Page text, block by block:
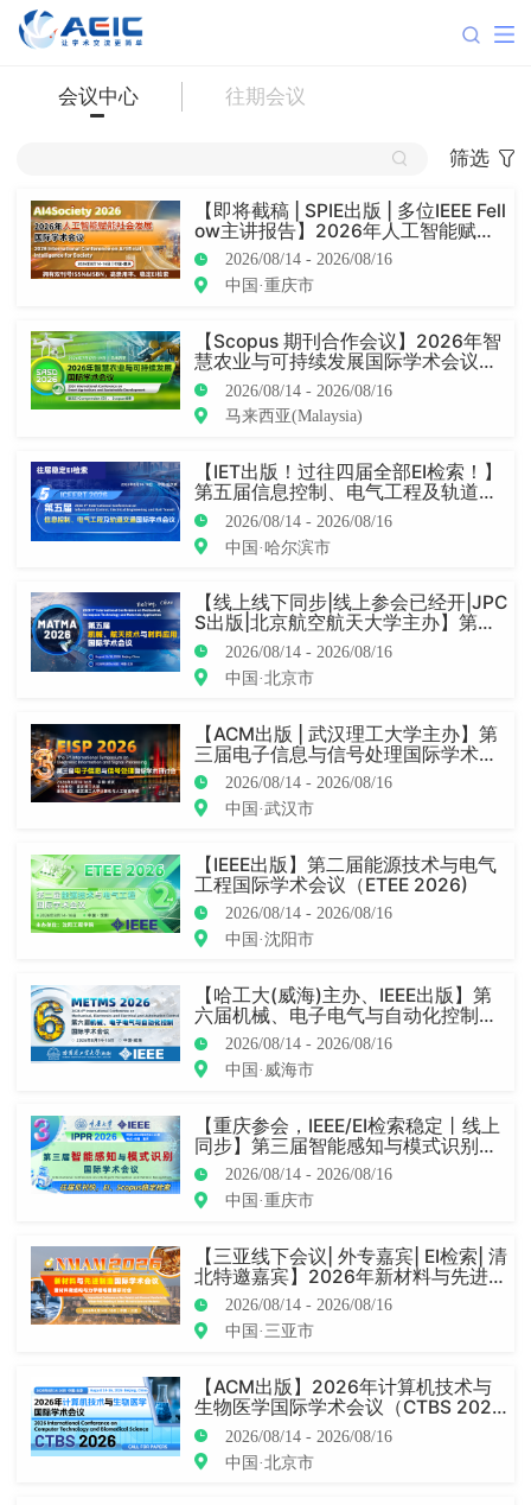
会议中心 往期会议
筛选
【即将截稿 | SPIE出版 | 多位IEEE Fell
ow主讲报告】2026年人工智能赋能
社会发展国际学术会议（AI4Society
2026）
2026/08/14 - 2026/08/16
中国·重庆市
【Scopus 期刊合作会议】2026年智
慧农业与可持续发展国际学术会议
（SASD 2026）
2026/08/14 - 2026/08/16
马来西亚(Malaysia)
【IET出版！过往四届全部EI检索！】
第五届信息控制、电气工程及轨道交
通国际学术会议 (ICEERT 2026)
2026/08/14 - 2026/08/16
中国·哈尔滨市
【线上线下同步|线上参会已经开|JPC
S出版|北京航空航天大学主办】第五
届机械、航天技术与材料应用国际学
术会议（MATMA 2026）
2026/08/14 - 2026/08/16
中国·北京市
【ACM出版 | 武汉理工大学主办】第
三届电子信息与信号处理国际学术研
讨会（EISP 2026)
2026/08/14 - 2026/08/16
中国·武汉市
【IEEE出版】第二届能源技术与电气
工程国际学术会议（ETEE 2026)
2026/08/14 - 2026/08/16
中国·沈阳市
【哈工大(威海)主办、IEEE出版】第
六届机械、电子电气与自动化控制国
际学术会议（METMS 2026）
2026/08/14 - 2026/08/16
中国·威海市
【重庆参会，IEEE/EI检索稳定丨线上
同步】第三届智能感知与模式识别国
际学术会议（IPPR 2026）
2026/08/14 - 2026/08/16
中国·重庆市
【三亚线下会议| 外专嘉宾| EI检索| 清
北特邀嘉宾】2026年新材料与先进制
造国际学术会议（NMAM 2026）
2026/08/14 - 2026/08/16
中国·三亚市
【ACM出版】2026年计算机技术与
生物医学国际学术会议（CTBS 202
6）
2026/08/14 - 2026/08/16
中国·北京市